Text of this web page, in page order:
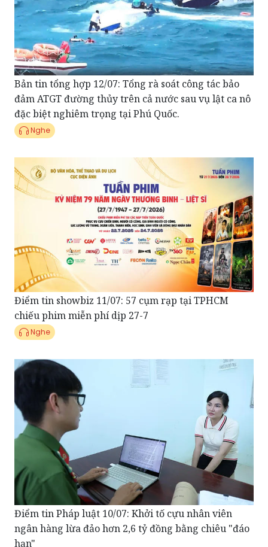
Bản tin tổng hợp 12/07: Tổng rà soát công tác bảo
đảm ATGT đường thủy trên cả nước sau vụ lật ca nô
đặc biệt nghiêm trọng tại Phú Quốc.
Nghe
Điểm tin showbiz 11/07: 57 cụm rạp tại TPHCM
chiếu phim miễn phí dịp 27-7
Nghe
Điểm tin Pháp luật 10/07: Khởi tố cựu nhân viên
ngân hàng lừa đảo hơn 2,6 tỷ đồng bằng chiêu "đáo
hạn"
Nghe